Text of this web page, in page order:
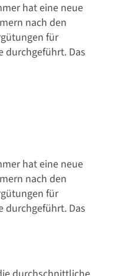
hat eine neue
nach den
für
durchgeführt. Das
hat eine neue
nach den
für
durchgeführt. Das